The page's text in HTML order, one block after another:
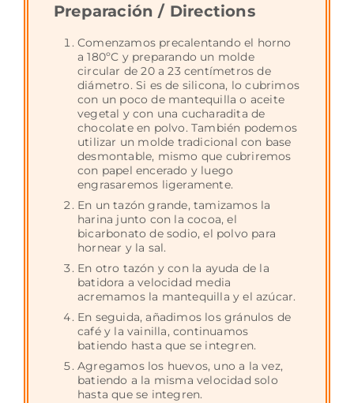
Preparación / Directions
Comenzamos precalentando el horno
a 180ºC y preparando un molde
circular de 20 a 23 centímetros de
diámetro. Si es de silicona, lo cubrimos
con un poco de mantequilla o aceite
vegetal y con una cucharadita de
chocolate en polvo. También podemos
utilizar un molde tradicional con base
desmontable, mismo que cubriremos
con papel encerado y luego
engrasaremos ligeramente.
En un tazón grande, tamizamos la
harina junto con la cocoa, el
bicarbonato de sodio, el polvo para
hornear y la sal.
En otro tazón y con la ayuda de la
batidora a velocidad media
acremamos la mantequilla y el azúcar.
En seguida, añadimos los gránulos de
café y la vainilla, continuamos
batiendo hasta que se integren.
Agregamos los huevos, uno a la vez,
batiendo a la misma velocidad solo
hasta que se integren.